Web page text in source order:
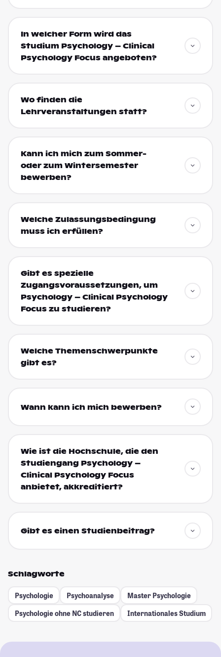
In welcher Form wird das
Studium Psychology – Clinical
Psychology Focus angeboten?
Wo finden die
Lehrveranstaltungen statt?
Kann ich mich zum Sommer-
oder zum Wintersemester
bewerben?
Welche Zulassungsbedingung
muss ich erfüllen?
Gibt es spezielle
Zugangsvoraussetzungen, um
Psychology – Clinical Psychology
Focus zu studieren?
Welche Themenschwerpunkte
gibt es?
Wann kann ich mich bewerben?
Wie ist die Hochschule, die den
Studiengang Psychology –
Clinical Psychology Focus
anbietet, akkreditiert?
Gibt es einen Studienbeitrag?
Schlagworte
Psychologie Psychoanalyse
Master Psychologie
Psychologie ohne NC studieren
Internationales Studium